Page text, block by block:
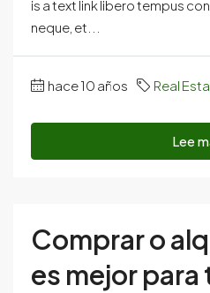
is a text link libero tempus
neque, et...
hace 10 años Real
Lee
Comprar o
es mejor para